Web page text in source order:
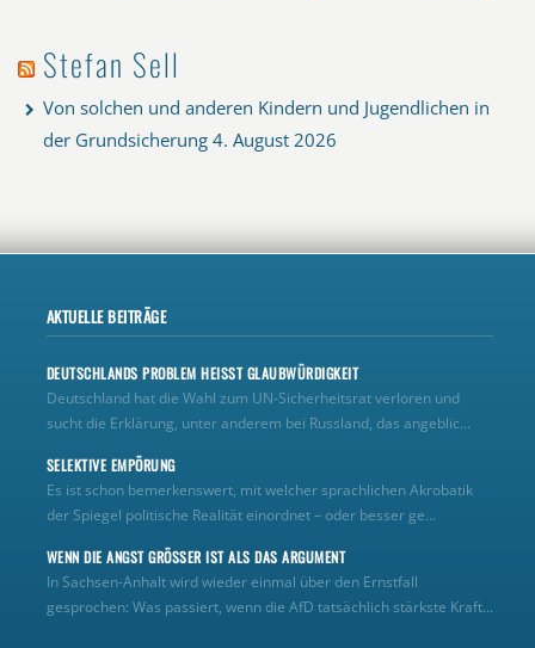
Stefan Sell
Von solchen und anderen Kindern und Jugendlichen in
der Grundsicherung 4. August 2026
AKTUELLE BEITRÄGE
DEUTSCHLANDS PROBLEM HEISST GLAUBWÜRDIGKEIT
Deutschland hat die Wahl zum UN‑Sicherheitsrat verloren und
sucht die Erklärung, unter anderem bei Russland, das angeblic...
SELEKTIVE EMPÖRUNG
Es ist schon bemerkenswert, mit welcher sprachlichen Akrobatik
der Spiegel politische Realität einordnet – oder besser ge...
WENN DIE ANGST GRÖSSER IST ALS DAS ARGUMENT
In Sachsen-Anhalt wird wieder einmal über den Ernstfall
gesprochen: Was passiert, wenn die AfD tatsächlich stärkste Kraft...